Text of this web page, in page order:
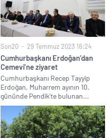
Son20 29 Temmuz 2023 16:24
Cumhurbaşkanı Erdoğan’dan
Cemevi’ne ziyaret
Cumhurbaşkanı Recep Tayyip
Erdoğan, Muharrem ayının 10.
gününde Pendik'te bulunan...